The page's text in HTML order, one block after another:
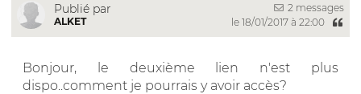
Publié par
ALKET
2 messages
le 18/01/2017 à 22:00
Bonjour, le deuxième lien n'est plus
dispo..comment je pourrais y avoir accès?